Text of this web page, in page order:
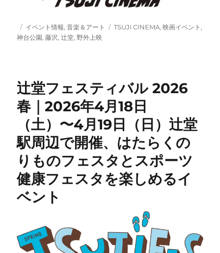
投
稿
カ
テ
イベント情報,音楽＆アート
タ
TSUJI CINEMA,映画イベント,
神台公園,藤沢,辻堂, 野外上映
辻堂フェスティバル 2026
春｜2026年4月18日
（土）〜4月19日（日）辻堂
駅周辺で開催、はたらくの
りものフェスタとスポーツ
健康フェスタを楽しめるイ
ベント